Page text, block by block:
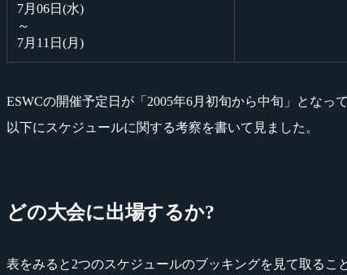
7月06日(水)
～
7月11日(月)
ESWCの開催予定日が「2005年6月初旬から中旬」となっ
以下にスケジュールに関する考察を書いて見ました。
どの大会に出場するか?
表をみると2つのスケジュールのブッキングを見て取るこ